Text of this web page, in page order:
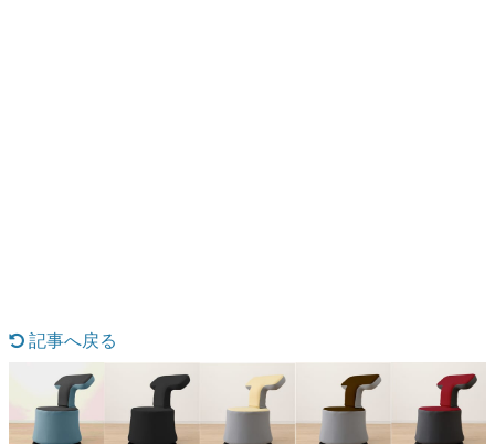
特集記事
マンガ
記事へ戻る